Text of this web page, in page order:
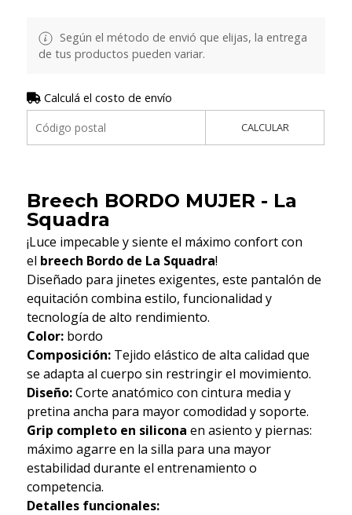
Según el método de envió que elijas, la entrega
de tus productos pueden variar.
Calculá el costo de envío
CALCULAR
Breech BORDO MUJER - La
Squadra
¡Luce impecable y siente el máximo confort con
el breech Bordo de La Squadra!
Diseñado para jinetes exigentes, este pantalón de
equitación combina estilo, funcionalidad y
tecnología de alto rendimiento.
Color:bordo
Composición:Tejido elástico de alta calidad que
se adapta al cuerpo sin restringir el movimiento.
Diseño:Corte anatómico con cintura media y
pretina ancha para mayor comodidad y soporte.
Grip completo en silicona en asiento y piernas:
máximo agarre en la silla para una mayor
estabilidad durante el entrenamiento o
competencia.
Detalles funcionales: